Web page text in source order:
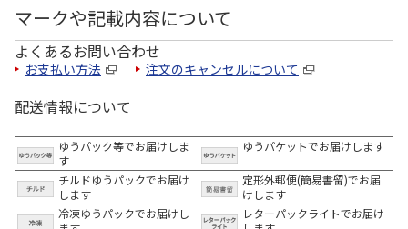
マークや記載内容について
よくあるお問い合わせ
お支払い方法 注文のキャンセルについて
配送情報について
ゆうパック等でお届けしま
す
ゆうパケットでお届けします
チルドゆうパックでお届け
します
定形外郵便(簡易書留)でお届
けします
冷凍ゆうパックでお届けし
レターパックライトでお届け